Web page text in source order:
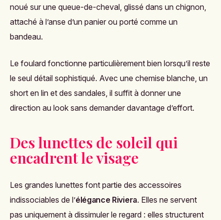
noué sur une queue-de-cheval, glissé dans un chignon,
attaché à l’anse d’un panier ou porté comme un
bandeau.
Le foulard fonctionne particulièrement bien lorsqu’il reste
le seul détail sophistiqué. Avec une chemise blanche, un
short en lin et des sandales, il suffit à donner une
direction au look sans demander davantage d’effort.
Des lunettes de soleil qui
encadrent le visage
Les grandes lunettes font partie des accessoires
indissociables de l’élégance Riviera. Elles ne servent
pas uniquement à dissimuler le regard : elles structurent